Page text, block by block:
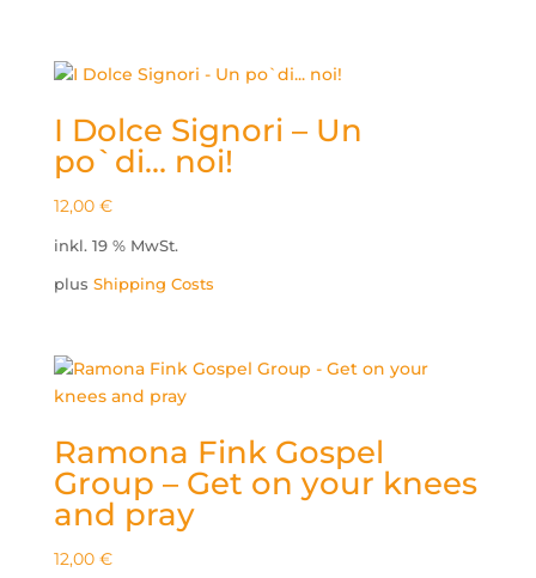
I Dolce Signori – Un
po`di… noi!
12,00 €
inkl. 19 % MwSt.
plus Shipping Costs
Ramona Fink Gospel
Group – Get on your knees
and pray
12,00 €